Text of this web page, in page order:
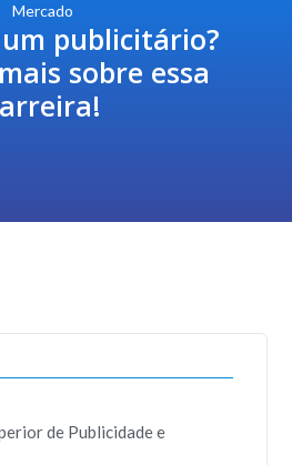
Mercado
publicitário?
sobre essa
de Publicidade e